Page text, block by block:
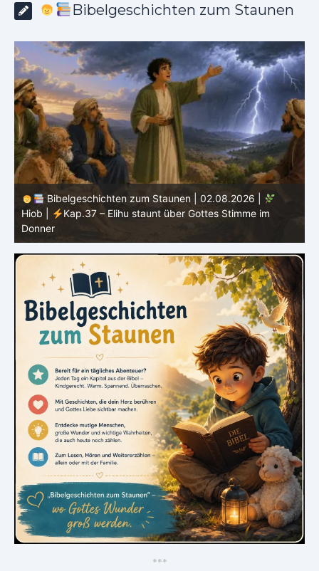
Bibelgeschichten zum Staunen
Bibelgeschichten zum Staunen | 01.08.2026 |
Hiob |
***